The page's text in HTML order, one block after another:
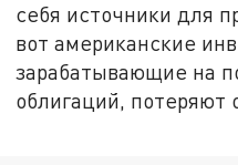
себя источники для
вот американские
зарабатывающие на
облигаций, потеряют